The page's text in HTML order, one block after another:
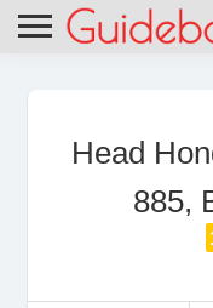
Head
885,